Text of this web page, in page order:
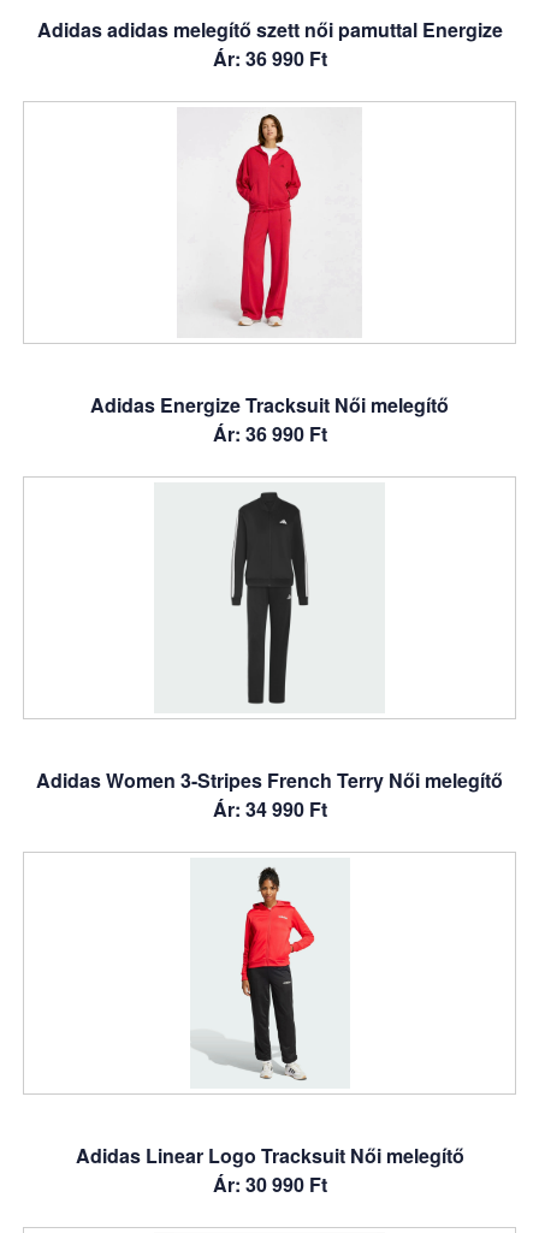
Adidas adidas melegítő szett női pamuttal Energize
Ár: 36 990 Ft
Adidas Energize Tracksuit Női melegítő
Ár: 36 990 Ft
Adidas Women 3-Stripes French Terry Női melegítő
Ár: 34 990 Ft
Adidas Linear Logo Tracksuit Női melegítő
Ár: 30 990 Ft